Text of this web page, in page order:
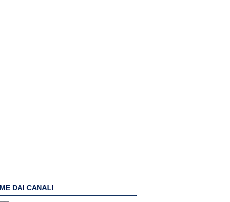
DAI CANALI